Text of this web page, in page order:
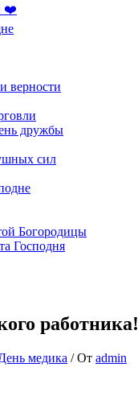
❤️
верности
дружбы
сил
Богородицы
Господня
работника!
медика / От admin